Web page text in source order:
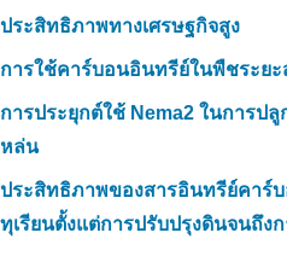
ประสิทธิภาพทางเศรษฐกิจสูง
การใช้คาร์บอนอินทรีย์ในพืชระยะ
การประยุกต์ใช้ Nema2 ในการป
หล่น
ประสิทธิภาพของสารอินทรีย์คาร์บ
ทุเรียนตั้งแต่การปรับปรุงดินจนถึง